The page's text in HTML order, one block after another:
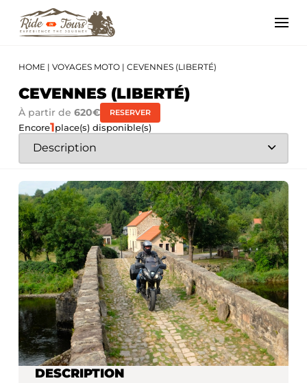
HOME | VOYAGES MOTO| CEVENNES (LIBERTÉ)
CEVENNES (LIBERTÉ)
À partir de 620€ RESERVER
Encore1place(s) disponible(s)
DESCRIPTION